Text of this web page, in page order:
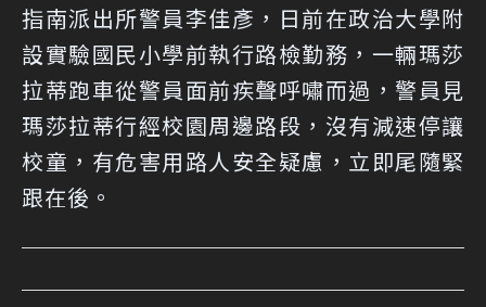
指南派出所警員李佳彥，日前在政治大學附
設實驗國民小學前執行路檢勤務，一輛瑪莎
拉蒂跑車從警員面前疾聲呼嘯而過，警員見
瑪莎拉蒂行經校園周邊路段，沒有減速停讓
校童，有危害用路人安全疑慮，立即尾隨緊
跟在後。